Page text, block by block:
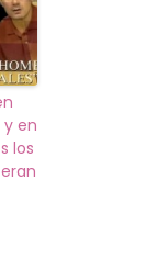
y en
los